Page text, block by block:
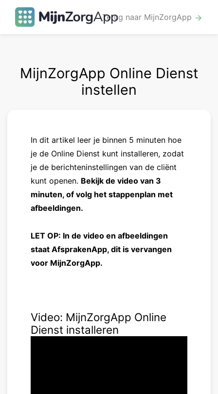
Terug naar MijnZorgApp arrow_forward
MijnZorgApp Online Dienst
instellen
In dit artikel leer je binnen 5 minuten hoe
je de Online Dienst kunt installeren, zodat
je de berichteninstellingen van de cliënt
kunt openen. Bekijk de video van 3
minuten, of volg het stappenplan met
afbeeldingen.
LET OP: In de video en afbeeldingen
staat AfsprakenApp, dit is vervangen
voor MijnZorgApp.
Video: MijnZorgApp Online
Dienst installeren